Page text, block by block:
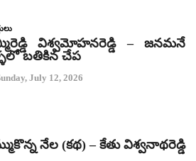
విశ్వమోహనరెడ్డి – జనమనే
బతికిన చేప
July 12, 2026
నేల (కథ) – కేతు విశ్వనాథరెడ్డి